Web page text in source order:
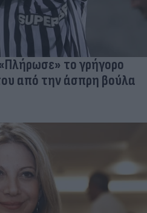
το γρήγορο
από την άσπρη βούλα